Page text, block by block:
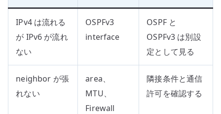
IPv4 は流れる
が IPv6 が流れ
ない
OSPFv3
interface
OSPF と
OSPFv3 は別設
定として見る
neighbor が張
れない
area、
MTU、
Firewall
隣接条件と通信
許可を確認する